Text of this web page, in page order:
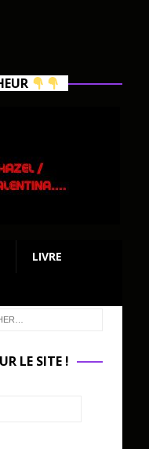
LIVRE
LE SITE !